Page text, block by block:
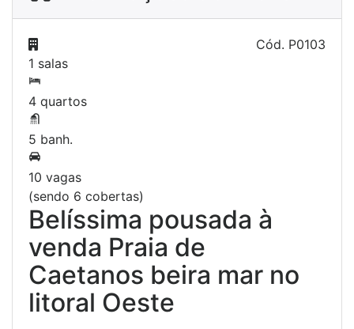
1 salas
4 quartos
5 banh.
10 vagas
(sendo 6 cobertas)
Cód. P0103
Belíssima pousada à
venda Praia de
Caetanos beira mar no
litoral Oeste